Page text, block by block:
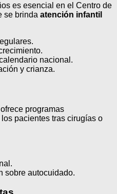
es esencial en el Centro de
se brinda atención infantil
nacional.
y crianza.
ofrece programas
pacientes tras cirugías o
sobre autocuidado.